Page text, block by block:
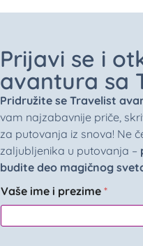
Prijavi se i
avantura sa
Pridružite se Travelist
vam najzabavnije priče,
za putovanja iz snova! Ne
zaljubljenika u putovanja –
budite deo magičnog
Vaše ime i prezime *